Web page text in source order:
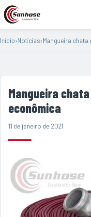
Início›Notícias›Mangueira chata
Mangueira
econômica
11 de janeiro de 2021